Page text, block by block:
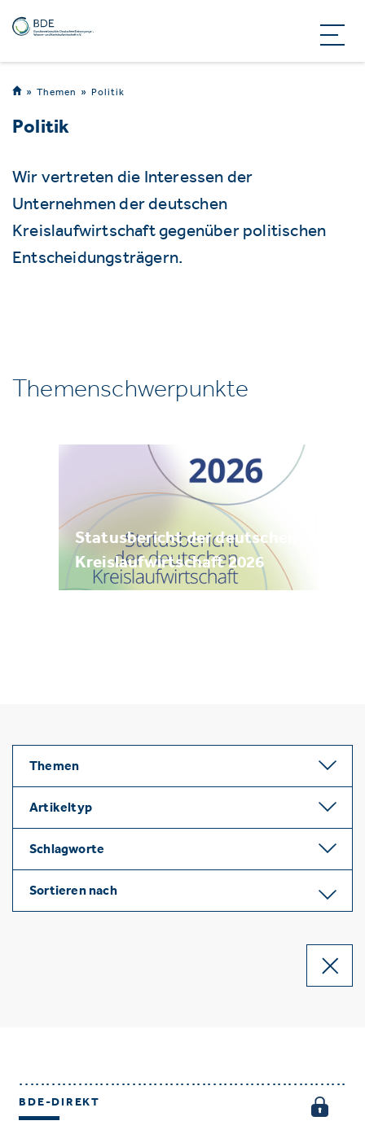
Themen Politik
Politik
Wir vertreten die Interessen der
Unternehmen der deutschen
Kreislaufwirtschaft gegenüber politischen
Entscheidungsträgern.
Themenschwerpunkte
Statusbericht der deutschen
Kreislaufwirtschaft 2026
Themen
Artikeltyp
Schlagworte
Sortieren nach
BDE-DIREKT